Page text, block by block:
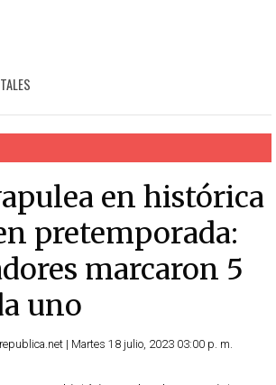
en histórica
pretemporada:
marcaron 5
uno
| Martes 18 julio, 2023 03:00 p. m.